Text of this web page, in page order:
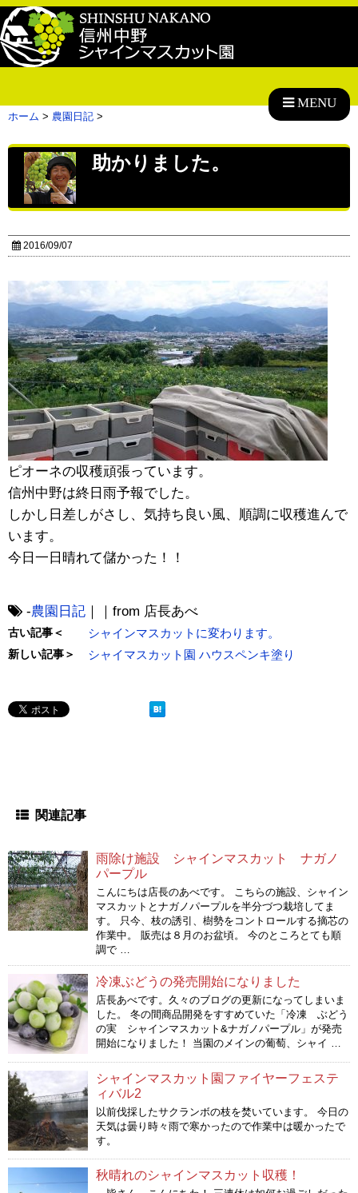
MENU
ホーム > 農園日記 >
助かりました。
2016/09/07
ピオーネの収穫頑張っています。
信州中野は終日雨予報でした。
しかし日差しがさし、気持ち良い風、順調に収穫進んで
います。
今日一日晴れて儲かった！！
-農園日記 ｜｜from 店長あべ
古い記事＜ シャインマスカットに変わります。
新しい記事＞ シャイマスカット園 ハウスペンキ塗り
関連記事
雨除け施設 シャインマスカット ナガノ
パープル
こんにちは店長のあべです。 こちらの施設、シャイン
マスカットとナガノパープルを半分づつ栽培してま
す。 只今、枝の誘引、樹勢をコントロールする摘芯の
作業中。 販売は８月のお盆頃。 今のところとても順
調で …
冷凍ぶどうの発売開始になりました
店長あべです。久々のブログの更新になってしまいま
した。 冬の間商品開発をすすめていた「冷凍 ぶどう
の実 シャインマスカット&ナガノパープル」が発売
開始になりました！ 当園のメインの葡萄、シャイ …
シャインマスカット園ファイヤーフェステ
ィバル2
以前伐採したサクランボの枝を焚いています。 今日の
天気は曇り時々雨で寒かったので作業中は暖かったで
す。
秋晴れのシャインマスカット収穫！